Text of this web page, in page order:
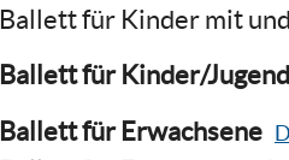
Ballett für Kinder mit
Ballett für Kinder/
Ballett für Erwachsene